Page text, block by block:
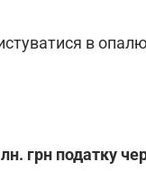
в
грн податку